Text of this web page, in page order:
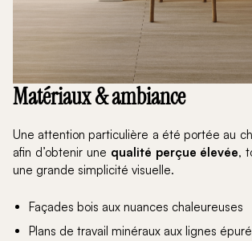
Matériaux & ambiance
Une attention particulière a été portée au
afin d’obtenir une qualité perçue élevée,
une grande simplicité visuelle.
Façades bois aux nuances chaleureuses
Plans de travail minéraux aux lignes